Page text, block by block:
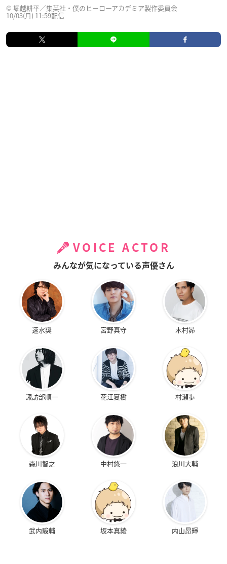
© 堀越耕平／集英社・僕のヒーローアカデミア製作委員会
10/03(月) 11:59配信
VOICE ACTOR
みんなが気になっている声優さん
速水奨 宮野真守 木村昴
諏訪部順一 花江夏樹 村瀬歩
森川智之 中村悠一 浪川大輔
武内駿輔 坂本真綾 内山昂輝